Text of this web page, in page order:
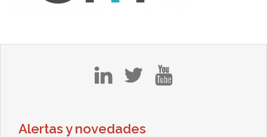
Alertas y novedades